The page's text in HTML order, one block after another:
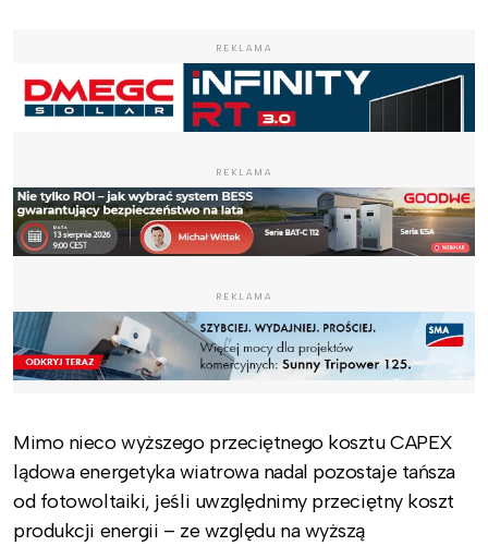
REKLAMA
REKLAMA
REKLAMA
Mimo nieco wyższego przeciętnego kosztu CAPEX
lądowa energetyka wiatrowa nadal pozostaje tańsza
od fotowoltaiki, jeśli uwzględnimy przeciętny koszt
produkcji energii – ze względu na wyższą